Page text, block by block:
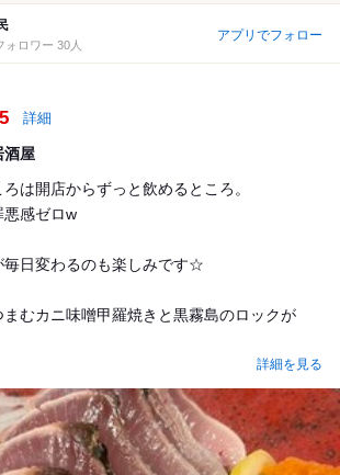
ォロワー 30人
アプリでフォロー
詳細
酒屋
は開店からずっと飲めるところ。
悪感ゼロw
毎日変わるのも楽しみです☆
むカニ味噌甲羅焼きと黒霧島のロックが
詳細を見る